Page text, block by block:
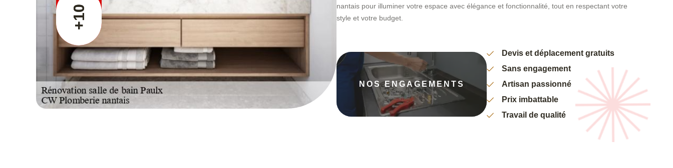
+10
nantais pour illuminer votre espace avec élégance et fonctionnalité, tout en respectant votre
style et votre budget.
NOS ENGAGEMENTS
Devis et déplacement gratuits
Sans engagement
Artisan passionné
Prix imbattable
Travail de qualité